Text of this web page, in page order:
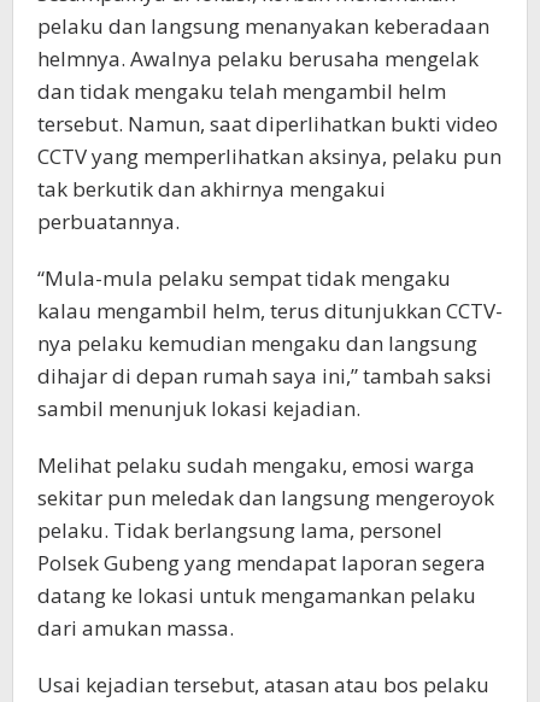
pelaku dan langsung menanyakan keberadaan
helmnya. Awalnya pelaku berusaha mengelak
dan tidak mengaku telah mengambil helm
tersebut. Namun, saat diperlihatkan bukti video
CCTV yang memperlihatkan aksinya, pelaku pun
tak berkutik dan akhirnya mengakui
perbuatannya.
“Mula-mula pelaku sempat tidak mengaku
kalau mengambil helm, terus ditunjukkan CCTV-
nya pelaku kemudian mengaku dan langsung
dihajar di depan rumah saya ini,” tambah saksi
sambil menunjuk lokasi kejadian.
Melihat pelaku sudah mengaku, emosi warga
sekitar pun meledak dan langsung mengeroyok
pelaku. Tidak berlangsung lama, personel
Polsek Gubeng yang mendapat laporan segera
datang ke lokasi untuk mengamankan pelaku
dari amukan massa.
Usai kejadian tersebut, atasan atau bos pelaku